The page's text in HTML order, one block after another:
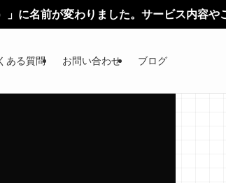
した。サービス内容やご利用方法に変更
ある質問 お問い合わせ ブログ